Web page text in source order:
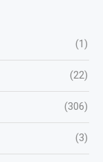
(1)
(22)
(306)
(3)